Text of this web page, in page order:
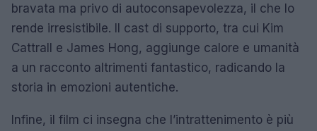
bravata ma privo di autoconsapevolezza, il che lo
rende irresistibile. Il cast di supporto, tra cui Kim
Cattrall e James Hong, aggiunge calore e umanità
a un racconto altrimenti fantastico, radicando la
storia in emozioni autentiche.
Infine, il film ci insegna che l’intrattenimento è più